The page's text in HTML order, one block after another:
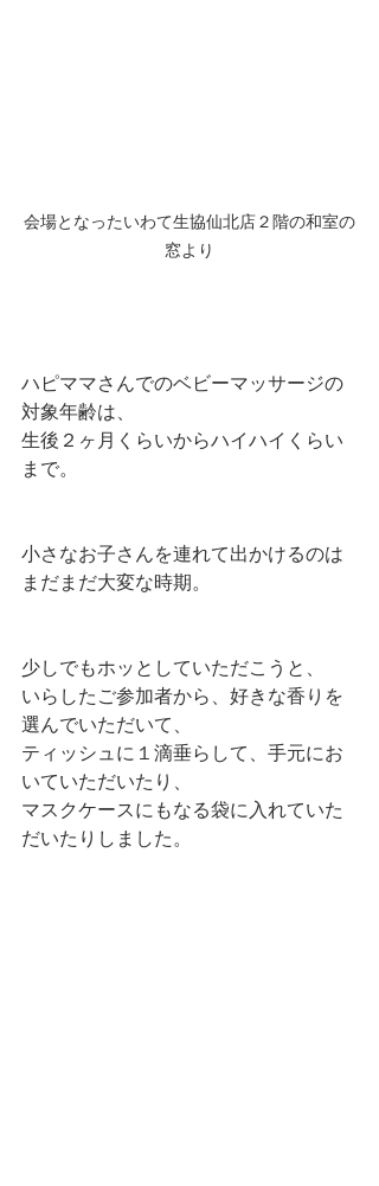
会場となったいわて生協仙北店２階の和室の
窓より
ハピママさんでのベビーマッサージの
対象年齢は、
生後２ヶ月くらいからハイハイくらい
まで。
小さなお子さんを連れて出かけるのは
まだまだ大変な時期。
少しでもホッとしていただこうと、
いらしたご参加者から、好きな香りを
選んでいただいて、
ティッシュに１滴垂らして、手元にお
いていただいたり、
マスクケースにもなる袋に入れていた
だいたりしました。